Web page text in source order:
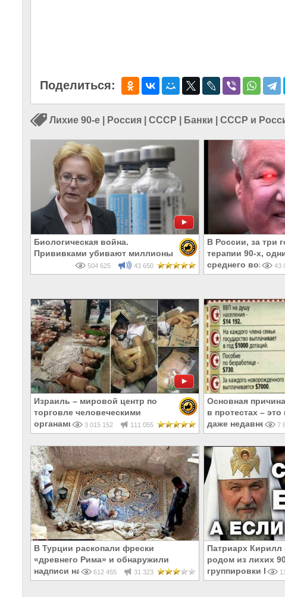
Поделиться:
Лихие 90-е Россия СССР Банки СССР и
Биологическая война.
Прививками убивают миллионы
504 625 43 650
В России, за три
терапии 90-х,
среднего
43
Израиль – мировой центр по
торговле человеческими
органами
3 015 152 111 055
Основная
в протестах –
даже недавнего 7
В Турции раскопали фрески
«древнего Рима» и обнаружили
надписи на Русском!
612 455 31 323
Патриарх Кирилл
родом из лихих
группировки